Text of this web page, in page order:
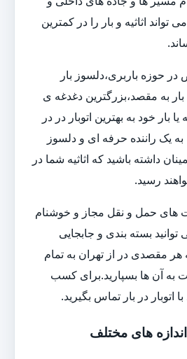
اثاثیه و بار را در کمترین
حوزه باربری،دلسوز بار
به مقصد،بزرگترین دغدغه ی
بار خود به بهترین اتوبار در در
یک راننده حرفه ای و دلسوز
داشته باشید که اثاثیه شما در
رسید.
های حمل و نقل مجاز و خوشنام
بسته بندی و جابجایی
هر مقصدی در از تهران به تمام
به آن ها بسپارید.برای کسب
اتوبار در بار تماس بگیرید.
های مختلف